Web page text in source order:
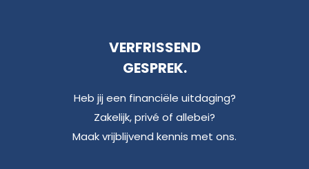
VERFRISSEND
GESPREK.
Heb jij een financiële uitdaging?
Zakelijk, privé of allebei?
Maak vrijblijvend kennis met ons.